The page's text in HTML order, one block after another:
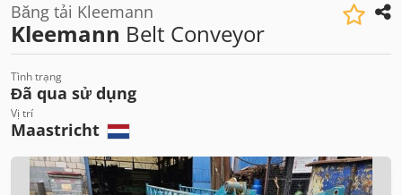
Băng tải Kleemann
Kleemann Belt Conveyor
Tình trạng
Đã qua sử dụng
Vị trí
Maastricht